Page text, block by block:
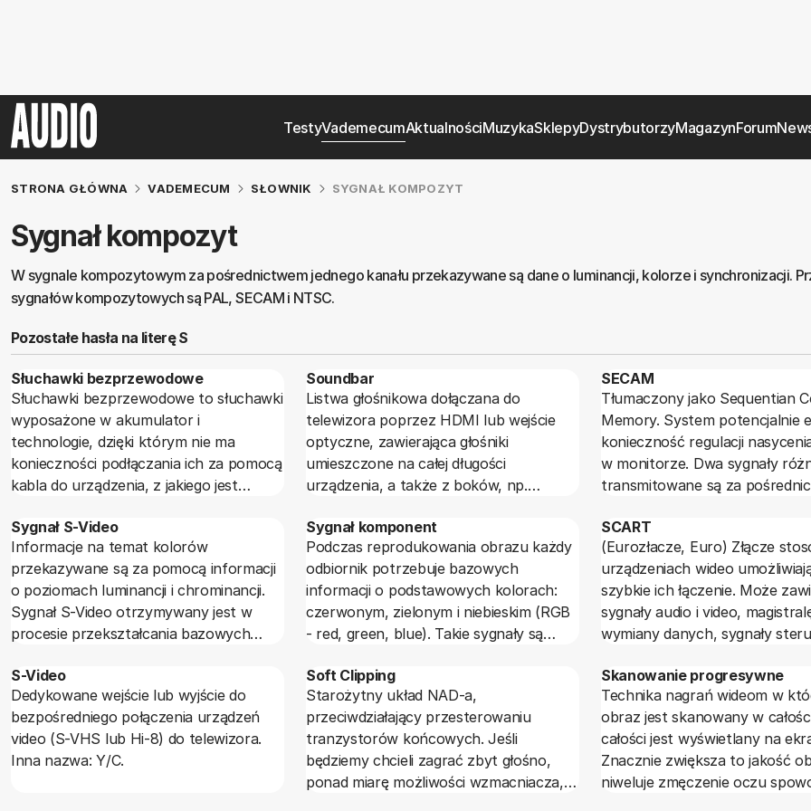
TestyVademecumAktualnościMuzykaSklepyDystrybutorzyMagazynForum
STRONA GŁÓWNA VADEMECUM SŁOWNIK SYGNAŁ KOMPOZYT
Sygnał kompozyt
W sygnale kompozytowym za pośrednictwem jednego kanału przekazywane są dane o luminancji, kolorze i synchronizacji.
sygnałów kompozytowych są PAL, SECAM i NTSC.
Pozostałe hasła na literę S
Słuchawki bezprzewodowe
Słuchawki bezprzewodowe to słuchawki
wyposażone w akumulator i
technologie, dzięki którym nie ma
konieczności podłączania ich za pomocą
kabla do urządzenia, z jakiego jest
Soundbar
Listwa głośnikowa dołączana do
telewizora poprzez HDMI lub wejście
optyczne, zawierająca głośniki
umieszczone na całej długości
urządzenia, a także z boków, np.
być kilka, a nawet kilkadziesiąt.
SECAM
Tłumaczony jako Sequentian
Memory. System potencjalnie
konieczność regulacji
w monitorze. Dwa sygnały
transmitowane są za
jest wyodrębnienie informacji o
Sygnał S-Video
Informacje na temat kolorów
przekazywane są za pomocą informacji
o poziomach luminancji i chrominancji.
Sygnał S-Video otrzymywany jest w
procesie przekształcania bazowych
Sygnał komponent
Podczas reprodukowania obrazu każdy
odbiornik potrzebuje bazowych
informacji o podstawowych kolorach:
czerwonym, zielonym i niebieskim (RGB
- red, green, blue). Takie sygnały są
wizyjnego nazywanego
komponentowym.
SCART
(Eurozłacze, Euro) Złącze
urządzeniach wideo
szybkie ich łączenie. Może
sygnały audio i video,
wymiany danych, sygnały
S-Video
Dedykowane wejście lub wyjście do
bezpośredniego połączenia urządzeń
video (S-VHS lub Hi-8) do telewizora.
Inna nazwa: Y/C.
Soft Clipping
Starożytny układ NAD-a,
przeciwdziałający przesterowaniu
tranzystorów końcowych. Jeśli
będziemy chcieli zagrać zbyt głośno,
ponad miarę możliwości wzmacniacza,
Skanowanie progresywne
Technika nagrań wideom w
obraz jest skanowany w
całości jest wyświetlany na
Znacznie zwiększa to jakość
niweluje zmęczenie oczu